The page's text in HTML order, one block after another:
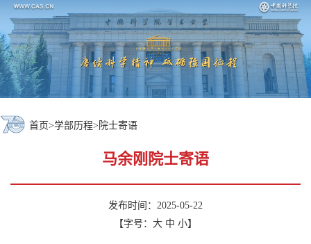
首页>学部历程> 院士寄语
马余刚院士寄语
发布时间：2025-05-22
【字号： 大 中 小】